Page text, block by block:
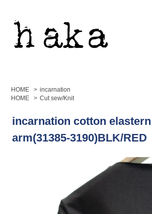
HOME > incarnation
HOME
> Cut sew/Knit
incarnation cotton
arm(31385-3190)BLK/RED